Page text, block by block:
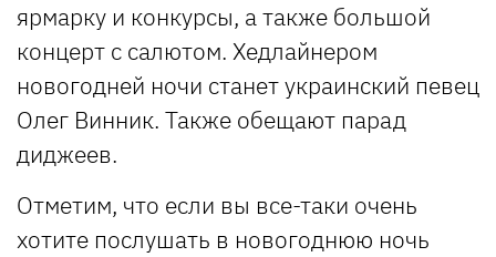
ярмарку и конкурсы, а также большой
концерт с салютом. Хедлайнером
новогодней ночи станет украинский певец
Олег Винник. Также обещают парад
диджеев.
Отметим, что если вы все-таки очень
хотите послушать в новогоднюю ночь